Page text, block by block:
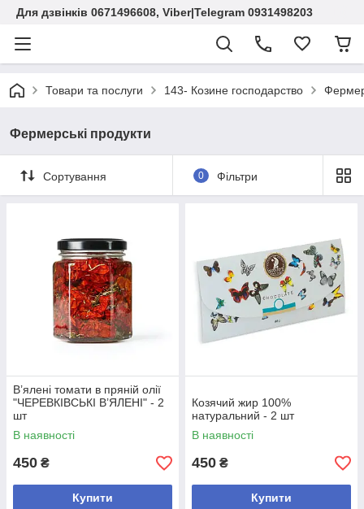
Для дзвінків 0671496608, Viber|Telegram 0931498203
Товари та послуги 143- Козине господарство
Фермерські продукти
Сортування 0 Фільтри
В’ялені томати в пряній олії
"ЧЕРЕВКІВСЬКІ В’ЯЛЕНІ" - 2
шт
В наявності
450 ₴
Купити
Козячий жир 100%
натуральний - 2 шт
В наявності
450 ₴
Купити